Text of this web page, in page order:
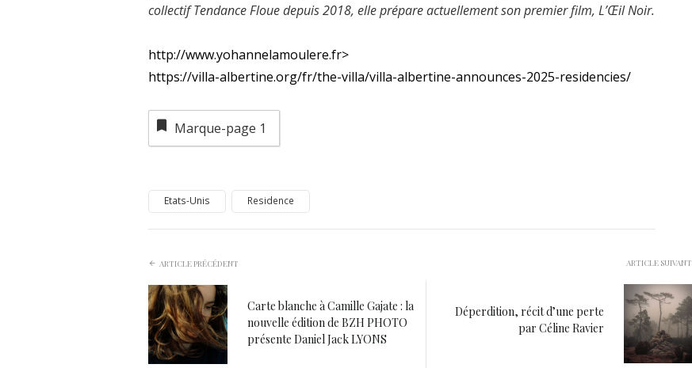
collectif Tendance Floue depuis 2018, elle prépare actuellement son premier film, L’Œil Noir.
http://www.yohannelamoulere.fr>
https://villa-albertine.org/fr/the-villa/villa-albertine-announces-2025-residencies/
Marque-page 1
Etats-Unis Residence
ARTICLE PRÉCÉDENT
Carte blanche à Camille Gajate : la
nouvelle édition de BZH PHOTO
présente Daniel Jack LYONS
ARTICLE SUIVANT
Déperdition, récit d’une perte
par Céline Ravier